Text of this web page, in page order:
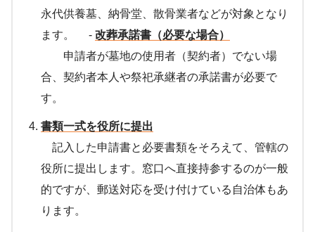
永代供養墓、納骨堂、散骨業者などが対象となり
ます。 - 改葬承諾書（必要な場合）
申請者が墓地の使用者（契約者）でない場
合、契約者本人や祭祀承継者の承諾書が必要で
す。
書類一式を役所に提出
記入した申請書と必要書類をそろえて、管轄の
役所に提出します。窓口へ直接持参するのが一般
的ですが、郵送対応を受け付けている自治体もあ
ります。